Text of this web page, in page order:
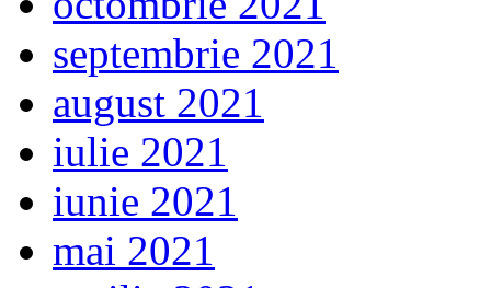
septembrie 2021
august 2021
iulie 2021
iunie 2021
mai 2021